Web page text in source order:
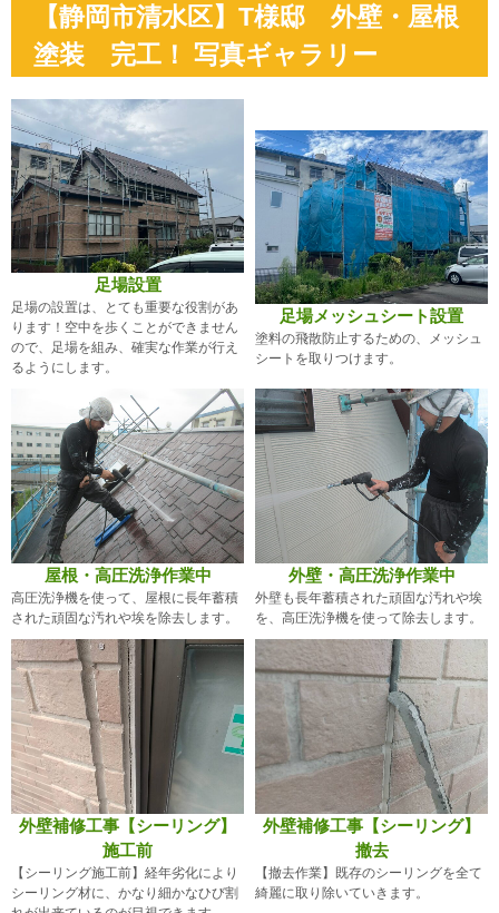
【静岡市清水区】T様邸 外壁・屋根
塗装 完工！ 写真ギャラリー
足場設置
足場の設置は、とても重要な役割があ
ります！空中を歩くことができません
ので、足場を組み、確実な作業が行え
るようにします。
足場メッシュシート設置
塗料の飛散防止するための、メッシュ
シートを取りつけます。
屋根・高圧洗浄作業中
高圧洗浄機を使って、屋根に長年蓄積
された頑固な汚れや埃を除去します。
外壁・高圧洗浄作業中
外壁も長年蓄積された頑固な汚れや埃
を、高圧洗浄機を使って除去します。
外壁補修工事【シーリング】
施工前
【シーリング施工前】経年劣化により
シーリング材に、かなり細かなひび割
外壁補修工事【シーリング】
撤去
【撤去作業】既存のシーリングを全て
綺麗に取り除いていきます。